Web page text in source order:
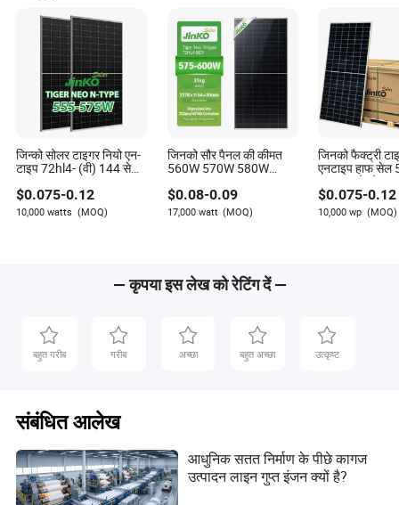
जिन्को सोलर टाइगर नियो एन-
टाइप 72hl4- (वी) 144 सेल
570W 575W वॉट मोनो
फेसियल सोलर मॉड्यूल जिन्को
सोलर पैनल
$0.075-0.12
10,000 watts (MOQ)
जिनको सौर पैनल की कीमत
560W 570W 580W
बिफेशियल पीवी पैनल मूल
जिनको फोटोवोल्टाइक सौर
ऊर्जा पैनल 620W 630W
$0.08-0.09
17,000 watt (MOQ)
जिनको फैक्ट्री
एनटाइप हाफ सेल
610W सौर पैनल
$0.075-0.12
10,000 wp (MOQ)
— कृपया इस लेख को रेटिंग दें —
बहुत गरीब गरीब अच्छा बहुत अच्छा उत्कृष्ट
संबंधित आलेख
आधुनिक सतत निर्माण के पीछे कागज
उत्पादन लाइन गुप्त इंजन क्यों है?